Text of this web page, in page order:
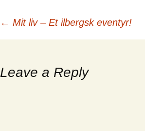
← Mit liv – Et ilbergsk eventyr!
Leave a Reply